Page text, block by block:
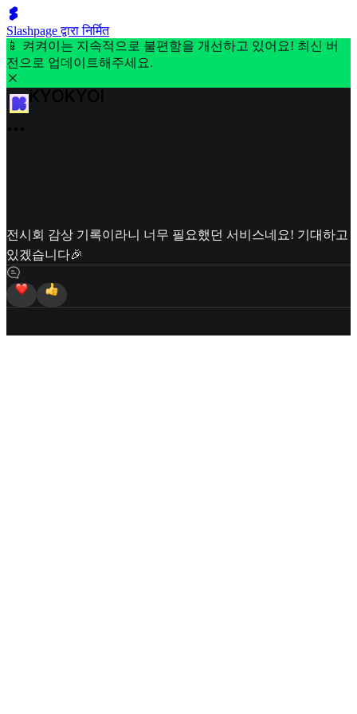
Slashpage द्वारा निर्मित
📱 켜켜이는 지속적으로 불편함을 개선하고 있어요! 최신 버
전으로 업데이트해주세요.
전시회 감상 기록이라니 너무 필요했던 서비스네요! 기대하고
있겠습니다🎉